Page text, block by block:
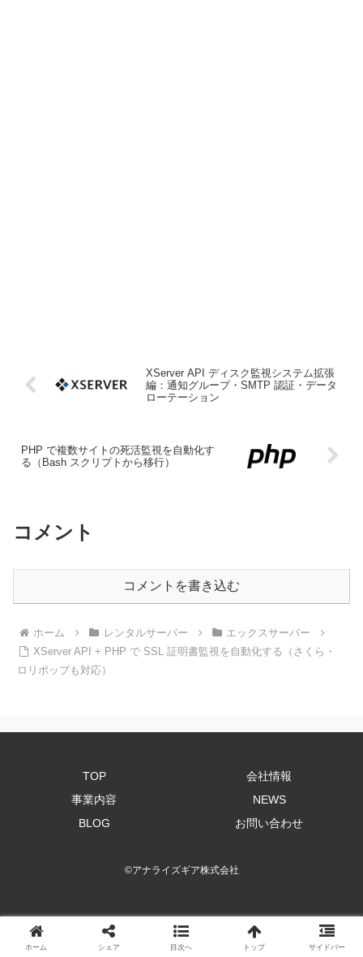
XServer API ディスク監視システム拡張
編：通知グループ・SMTP 認証・データ
ローテーション
PHP で複数サイトの死活監視を自動化す
る（Bash スクリプトから移行）
コメント
コメントを書き込む
ホーム レンタルサーバー
エックスサーバー
XServer API + PHP で SSL 証明書監視を自動化する（さくら・
ロリポップも対応）
TOP
会社情報
事業内容
NEWS
BLOG
お問い合わせ
©アナライズギア株式会社
ホーム シェア 目次へ トップ サイドバー